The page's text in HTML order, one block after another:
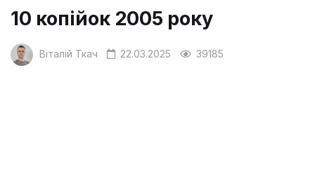
10 копійок 2005 року
Віталій Ткач 22.03.2025 39185